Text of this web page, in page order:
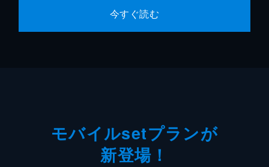
今すぐ読む
モバイルsetプランが
新登場！